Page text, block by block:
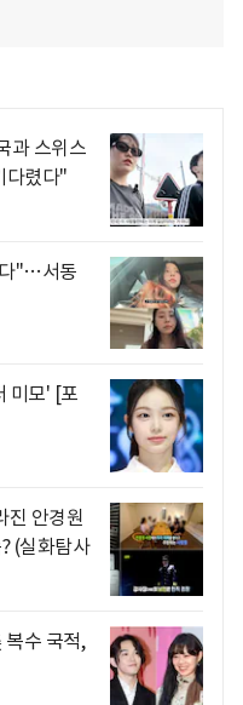
과 스위스
다렸다"
다"…서동
미모' [포
진 안경원
(실화탐사
수 국적,